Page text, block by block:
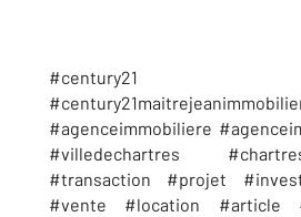
#century21
#agenceimmobiliere
#villedechartres
#transaction #projet
#vente #location #article